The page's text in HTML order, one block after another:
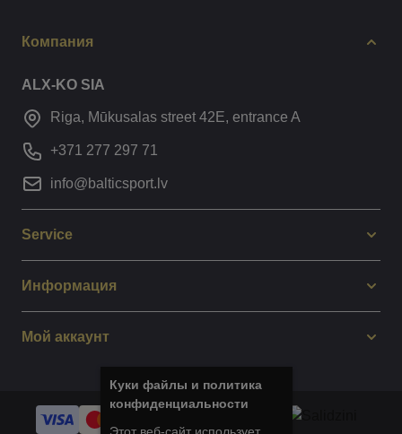
Компания
ALX-KO SIA
Riga, Mūkusalas street 42E, entrance A
+371 277 297 71
info@balticsport.lv
Service
Информация
Мой аккаунт
Куки файлы и политика
конфиденциальности